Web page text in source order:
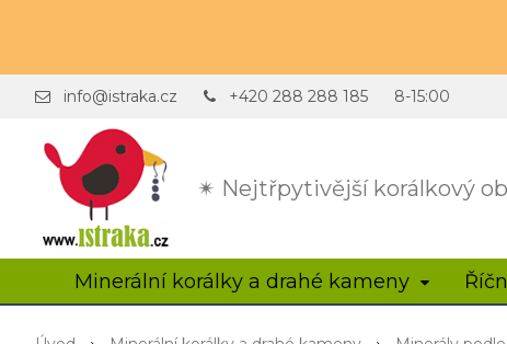
✴ Nejtřpytivější korálkový
info@istraka.cz +420 288 288 185 8-15:00
Minerální korálky a drahé kameny